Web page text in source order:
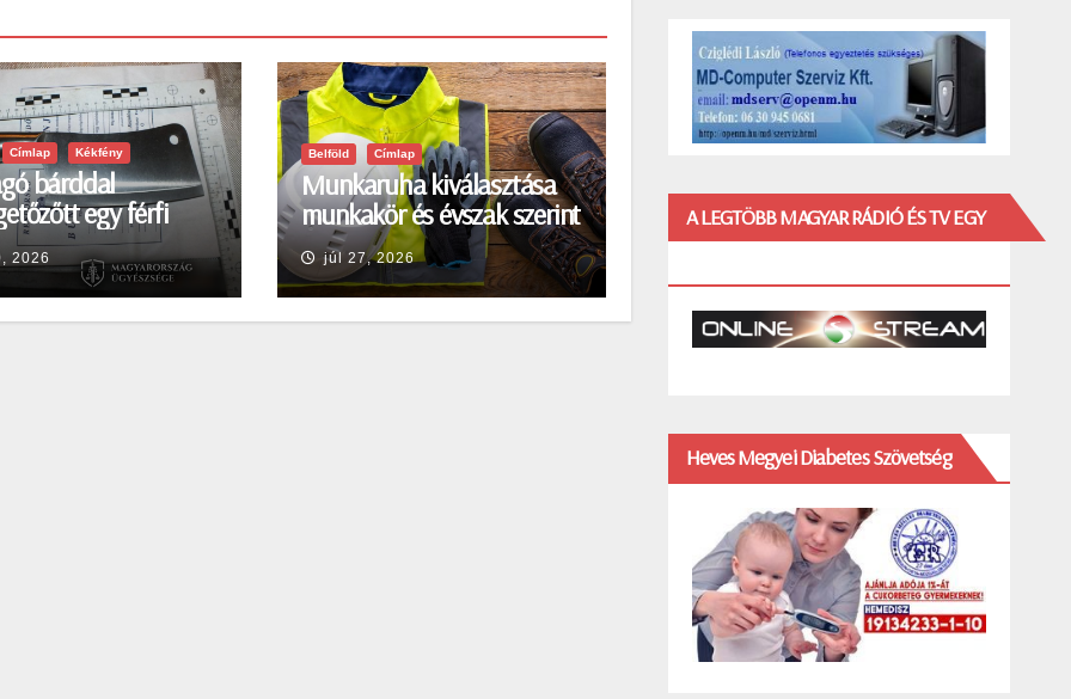
Címlap Kékfény
bárddal
egy férfi
2026
Belföld Címlap
Munkaruha kiválasztása
munkakör és évszak szerint
júl 27, 2026
A LEGTÖBB MAGYAR RÁDIÓ ÉS TV EGY
Heves Megyei Diabetes Szövetség